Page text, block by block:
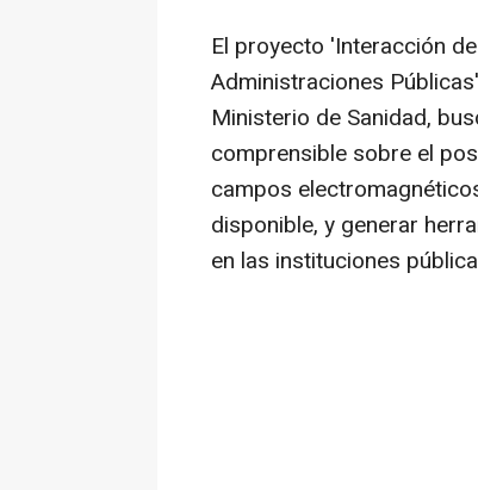
El proyecto 'Interacción
Administraciones
Ministerio de Sanidad,
comprensible sobre el
campos
disponible, y generar
en las instituciones